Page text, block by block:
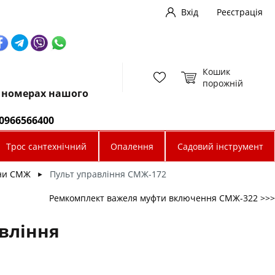
Вхід Реєстрація
номерах нашого
Кошик
порожній
Трос сантехнічний Опалення Садовий інструмент
СМЖ ► Пульт управління СМЖ-172
Ремкомплект важеля муфти включення СМЖ-322 >>>